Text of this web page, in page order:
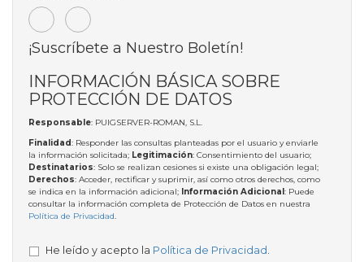
¡Suscríbete a Nuestro Boletín!
INFORMACIÓN BÁSICA SOBRE
PROTECCIÓN DE DATOS
Responsable: PUIGSERVER-ROMAN, S.L.
Finalidad: Responder las consultas planteadas por el usuario y enviarle
la información solicitada; Legitimación: Consentimiento del usuario;
Destinatarios: Solo se realizan cesiones si existe una obligación legal;
Derechos: Acceder, rectificar y suprimir, así como otros derechos, como
se indica en la información adicional; Información Adicional: Puede
consultar la información completa de Protección de Datos en nuestra
Política de Privacidad.
He leído y acepto la Política de Privacidad